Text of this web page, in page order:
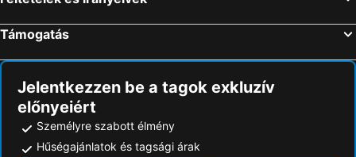
Apartamentos Tigaiga Suites
Monte frio de Tenerife
Hotel Alhambra
Hotel Maga
Muthu La Perla Tenerife
Studio Fur 2 Personen Ca 50 Qm In Icod De Los Vinos, Teneriffa Nordkuste Von Teneriffa
Hotel Rural Victoria
Santiago del Teide Tengerparti szállások
Támogatás
Jelentkezzen be a tagok exkluzív
előnyeiért
Személyre szabott élmény
Hűségajánlatok és tagsági árak